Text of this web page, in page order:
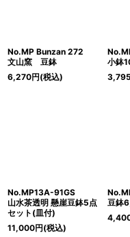
No.MP Bunzan 272
文山窯 豆鉢
6,270円(税込)
小鉢
3,795
No.MP13A-91GS
山水茶透明 懸崖豆鉢5点
セット(皿付)
11,000円(税込)
豆鉢